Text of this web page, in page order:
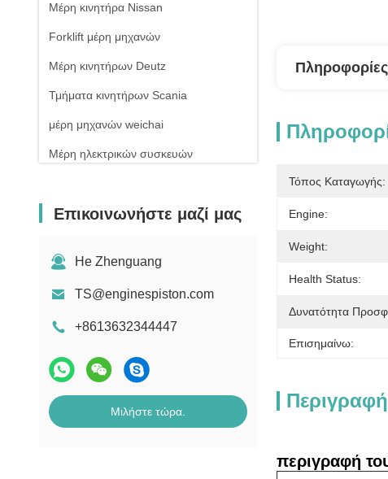
Μέρη κινητήρα Nissan
Forklift μέρη μηχανών
Μέρη κινητήρων Deutz
Τμήματα κινητήρων Scania
μέρη μηχανών weichai
Μέρη ηλεκτρικών συσκευών
Επικοινωνήστε μαζί μας
He Zhenguang
TS@enginespiston.com
+8613632344447
Μιλήστε τώρα.
Τόπος Καταγωγής:
Engine:
Weight:
Health Status:
Δυνατότητα
Επισημαίνω:
περιγραφή